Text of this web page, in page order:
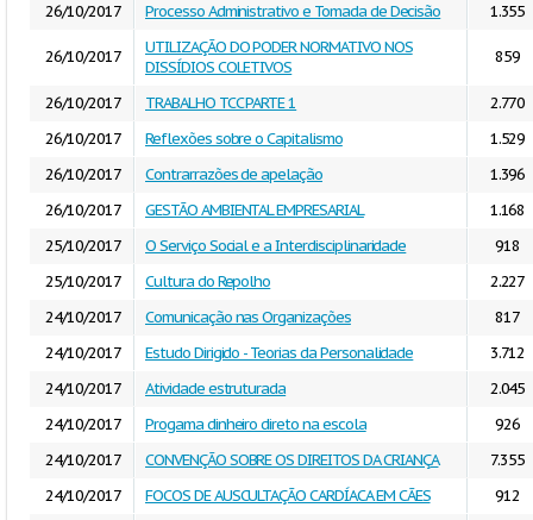
26/10/2017
Processo Administrativo e Tomada de Decisão 1.355
26/10/2017
UTILIZAÇÃO DO PODER NORMATIVO NOS
DISSÍDIOS COLETIVOS
859
26/10/2017 TRABALHO TCC PARTE 1
2.770
26/10/2017
Reflexões sobre o Capitalismo
1.529
26/10/2017
Contrarrazões de apelação
1.396
26/10/2017
GESTÃO AMBIENTAL EMPRESARIAL
1.168
25/10/2017
O Serviço Social e a Interdisciplinaridade
918
25/10/2017
Cultura do Repolho
2.227
24/10/2017
Comunicação nas Organizações
817
24/10/2017
Estudo Dirigido - Teorias da Personalidade
3.712
24/10/2017
Atividade estruturada
2.045
24/10/2017
Progama dinheiro direto na escola
926
24/10/2017
CONVENÇÃO SOBRE OS DIREITOS DA CRIANÇA
7.355
24/10/2017
FOCOS DE AUSCULTAÇÃO CARDÍACA EM CÃES
912